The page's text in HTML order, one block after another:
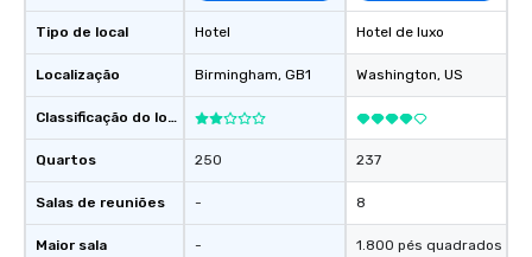
Tipo de local
Localização
Classificação do local
Quartos
Salas de reuniões
Maior sala
Hotel
Birmingham, GB1
250
-
-
Hotel de luxo
Washington, US
237
8
1.800 pés quadrados